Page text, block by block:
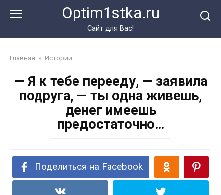
Optim1stka.ru
Сайт для Вас!
Главная » Истории
— Я к тебе перееду, — заявила
подруга, — ты одна живешь,
денег имеешь
предостаточно…
Поделиться на Facebook